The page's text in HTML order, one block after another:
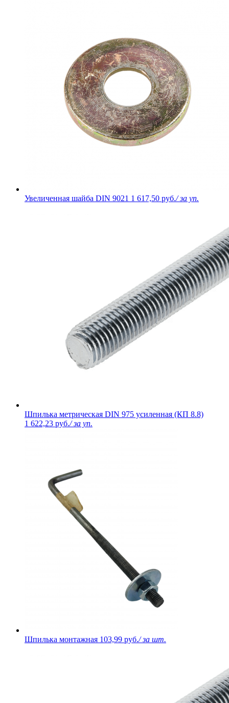
Увеличенная шайба DIN 9021 1 617,50 руб./ за уп.
Шпилька метрическая DIN 975 усиленная (КП 8.8)
1 622,23 руб./ за уп.
Шпилька монтажная 103,99 руб./ за шт.